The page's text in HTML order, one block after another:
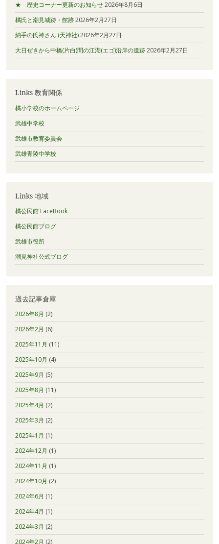
★ 歴史コーナー更新のお知らせ2026年8月6日
橘氏と潮見城跡・館跡2026年2月27日
納手の氏神さん (天神社)2026年2月27日
大日ぜきから中橋(片白)間の江湖(エゴ)沿岸の遺跡2026年2月27日
Links 教育関係
橘小学校のホームページ
武雄中学校
武雄市教育委員会
武雄青陵中学校
Links 地域
橘公民館 FaceBook
橘公民館ブログ
武雄市役所
潮見神社公式ブログ
過去記事倉庫
2026年8月 (2)
2026年2月 (6)
2025年11月 (11)
2025年10月 (4)
2025年9月 (5)
2025年8月 (11)
2025年4月 (2)
2025年3月 (2)
2025年1月 (1)
2024年12月 (1)
2024年11月 (1)
2024年10月 (2)
2024年6月 (1)
2024年4月 (1)
2024年3月 (2)
2024年2月 (2)